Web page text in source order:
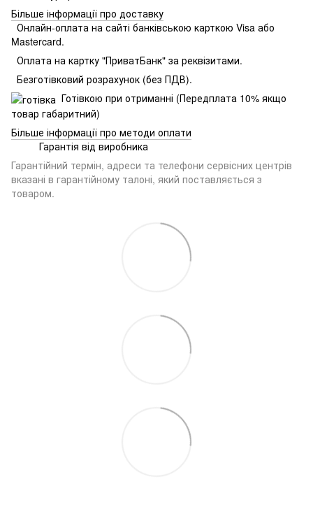
Більше інформації про доставку
Онлайн-оплата на сайті банківською карткою Visa або
Mastercard.
Оплата на картку "ПриватБанк" за реквізитами.
Безготівковий розрахунок (без ПДВ).
Готівкою при отриманні (Передплата 10% якщо
товар габаритний)
Більше інформації про методи оплати
Гарантія від виробника
Гарантійний термін, адреси та телефони сервісних центрів
вказані в гарантійному талоні, який поставляється з
товаром.